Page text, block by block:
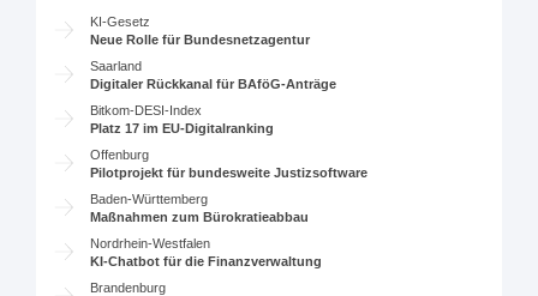
KI-Gesetz
Neue Rolle für Bundesnetzagentur
Saarland
Digitaler Rückkanal für BAföG-Anträge
Bitkom-DESI-Index
Platz 17 im EU-Digitalranking
Offenburg
Pilotprojekt für bundesweite Justizsoftware
Baden-Württemberg
Maßnahmen zum Bürokratieabbau
Nordrhein-Westfalen
KI-Chatbot für die Finanzverwaltung
Brandenburg